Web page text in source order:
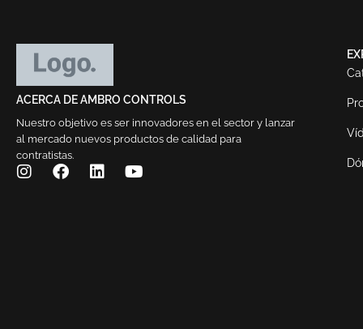
ACERCA DE AMBRO CONTROLS
Nuestro objetivo es ser innovadores en el sector y lanzar
al mercado nuevos productos de calidad para
contratistas.